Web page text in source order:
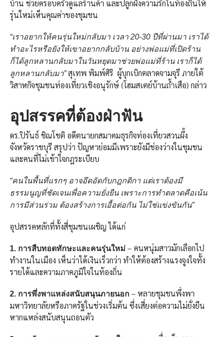
บ้าน ช่วยครอบครัวดูแลร้านค้า และปลูกฝังความรักในท้องถิ่นให้
รุ่นใหม่เห็นคุณค่าของชุมชน
“เราอยากให้คนรุ่นใหม่กลับมา เวลา 20-30 ปีที่ผ่านมา เราได้
ทำอะไรหรือยังให้เขาอยากกลับบ้าน อย่างพ่อแม่ที่เปิดร้าน
ก็ได้ลูกหลานกลับมาในวันหยุดมาช่วยพ่อแม่ที่ร้าน เราก็ได้
ลูกหลานกลับมา”สุเทพ พิมพ์ศิริ ผู้บุกเบิกตลาดจามจุรี ภายใต้
วิสาหกิจชุมชนท่องเที่ยวเชิงอนุรักษ์ (โฮมสเตย์บ้านถ้ำเสือ) กล่าว
อุปสรรคที่ต้องฝ่าฟัน
ดร.ปิรันธ์ ชิณโชติ อดีตนายกสมาคมธุรกิจท่องเที่ยวสวนผึ้ง
จังหวัดราชบุรี สรุปว่า ปัญหาย่อมมีเพราะยังมีช่องว่างในชุมชน
และคนที่ไม่เข้าใจกฎระเบียบ
“คนในพื้นที่แรกๆ อาจอึดอัดกับกฎกติกา แต่เราต้องมี
ธรรมนูญที่ชัดเจนเพื่อความยั่งยืน เพราะการทำตลาดคือเน้น
การมีส่วนร่วม ต้องสร้างการเอื้อต่อกัน ไม่ใช่แข่งขันกัน”
อุปสรรคหลักที่ทั้งสี่ชุมชนเผชิญ ได้แก่
1. การสืบทอดทักษะและคนรุ่นใหม่ – คนหนุ่มสาวมักเลือกไป
ทำงานในเมือง เห็นว่าได้เงินเร็วกว่า ทำให้ต้องสร้างแรงจูงใจทั้ง
รายได้และความภาคภูมิใจในท้องถิ่น
2. การพึ่งพาแหล่งสนับสนุนภายนอก – หลายชุมชนพึ่งพา
มหาวิทยาลัยหรือภาครัฐในช่วงเริ่มต้น ซึ่งเสี่ยงต่อความไม่ยั่งยืน
หากแหล่งสนับสนุนถอนตัว